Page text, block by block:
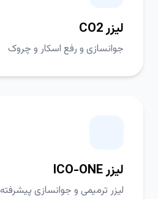
لیزر CO2
جوانسازی و رفع اسکار و چروک
لیزر ICO-ONE
لیزر ترمیمی و جوانسازی پیشرفته